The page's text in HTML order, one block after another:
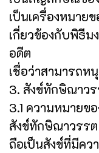
เป็นเครื่องหมาย
เกี่ยวข้องกับพิธีม
อดีต
เชื่อว่าสามารถห
3. สังข์ทักษิณาวร
3.1 ความหมายข
สังข์ทักษิณาวรรต
ถือเป็นสังข์ที่มีคว